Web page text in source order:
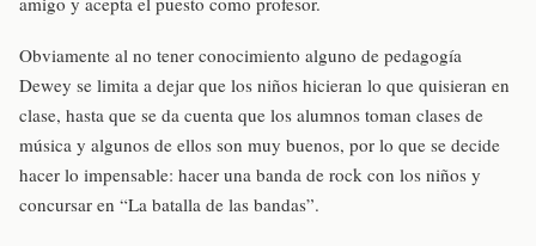
Obviamente al no tener conocimiento alguno de pedagogía
Dewey se limita a dejar que los niños hicieran lo que quisieran en
clase, hasta que se da cuenta que los alumnos toman clases de
música y algunos de ellos son muy buenos, por lo que se decide
hacer lo impensable: hacer una banda de rock con los niños y
concursar en “La batalla de las bandas”.